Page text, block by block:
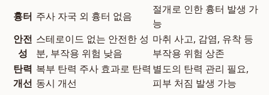
흉터 주사 자국 외 흉터 없음
절개로 인한 흉터 발생 가
능
안전
성
스테로이드 없는 안전한 성
분, 부작용 위험 낮음
마취 사고, 감염, 유착 등
부작용 위험 상존
탄력
개선
복부 탄력 주사 효과로 탄력
동시 개선
별도의 탄력 관리 필요,
피부 처짐 발생 가능